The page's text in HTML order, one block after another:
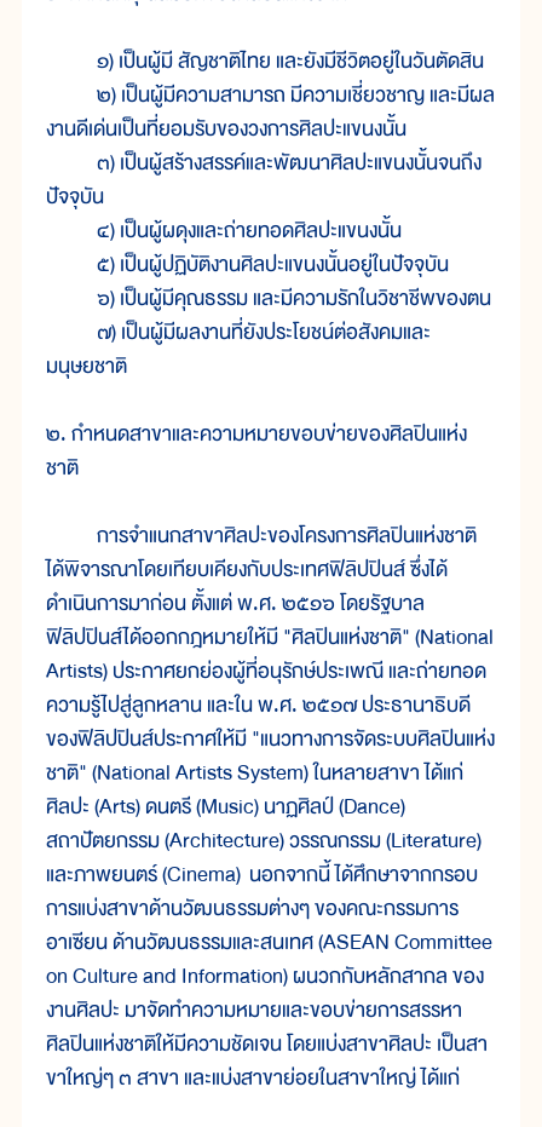
๑) เป็นผู้มี สัญชาติไทย และยังมีชีวิตอยู่ในวันตัดสิน
๒) เป็นผู้มีความสามารถ มีความเชี่ยวชาญ และมีผล
งานดีเด่นเป็นที่ยอมรับของวงการศิลปะแขนงนั้น
๓) เป็นผู้สร้างสรรค์และพัฒนาศิลปะแขนงนั้นจนถึง
ปัจจุบัน
๔) เป็นผู้ผดุงและถ่ายทอดศิลปะแขนงนั้น
๕) เป็นผู้ปฏิบัติงานศิลปะแขนงนั้นอยู่ในปัจจุบัน
๖) เป็นผู้มีคุณธรรม และมีความรักในวิชาชีพของตน
๗) เป็นผู้มีผลงานที่ยังประโยชน์ต่อสังคมและ
มนุษยชาติ
๒. กำหนดสาขาและความหมายขอบข่ายของศิลปินแห่ง
ชาติ
การจำแนกสาขาศิลปะของโครงการศิลปินแห่งชาติ
ได้พิจารณาโดยเทียบเคียงกับประเทศฟิลิปปินส์ ซึ่งได้
ดำเนินการมาก่อน ตั้งแต่ พ.ศ. ๒๕๑๖ โดยรัฐบาล
ฟิลิปปินส์ได้ออกกฎหมายให้มี "ศิลปินแห่งชาติ" (National
Artists) ประกาศยกย่องผู้ที่อนุรักษ์ประเพณี และถ่ายทอด
ความรู้ไปสู่ลูกหลาน และใน พ.ศ. ๒๕๑๗ ประธานาธิบดี
ของฟิลิปปินส์ประกาศให้มี "แนวทางการจัดระบบศิลปินแห่ง
ชาติ" (National Artists System) ในหลายสาขา ได้แก่
ศิลปะ (Arts) ดนตรี (Music) นาฏศิลป์ (Dance)
สถาปัตยกรรม (Architecture) วรรณกรรม (Literature)
และภาพยนตร์ (Cinema) นอกจากนี้ ได้ศึกษาจากกรอบ
การแบ่งสาขาด้านวัฒนธรรมต่างๆ ของคณะกรรมการ
อาเซียน ด้านวัฒนธรรมและสนเทศ (ASEAN Committee
on Culture and Information) ผนวกกับหลักสากล ของ
งานศิลปะ มาจัดทำความหมายและขอบข่ายการสรรหา
ศิลปินแห่งชาติให้มีความชัดเจน โดยแบ่งสาขาศิลปะ เป็นสา
ขาใหญ่ๆ ๓ สาขา และแบ่งสาขาย่อยในสาขาใหญ่ ได้แก่